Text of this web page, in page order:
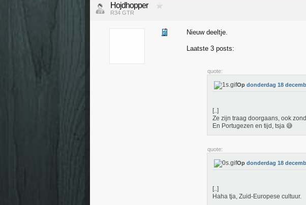
Hojdhopper
R34 GTR
Nieuw deeltje.
Laatste 3 posts:
quote:
Op donderdag 18
[..]
Ze zijn traag doorgaans, ook
En Portugezen en tijd, tsja 😅
quote:
Op donderdag 18
[..]
Haha tja, Zuid-Europese cultuur.